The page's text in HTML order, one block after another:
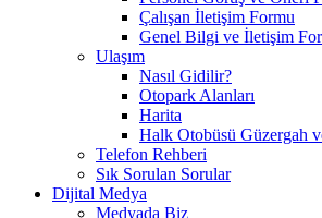
Çalışan İletişim Formu
Genel Bilgi ve İletişim
Ulaşım
Nasıl Gidilir?
Otopark Alanları
Harita
Halk Otobüsü Güzergah
Telefon Rehberi
Sık Sorulan Sorular
Dijital Medya
Medyada Biz